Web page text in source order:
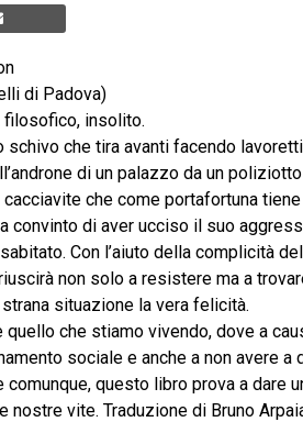
di Padova)
filosofico, insolito.
schivo che tira avanti facendo
di un palazzo da un
che come portafortuna
convinto di aver ucciso il suo
Con l’aiuto della complicità
non solo a resistere ma a
strana situazione la vera felicità.
quello che stiamo vivendo, dove a
sociale e anche a non avere
questo libro prova a dare
nostre vite. Traduzione di Bruno